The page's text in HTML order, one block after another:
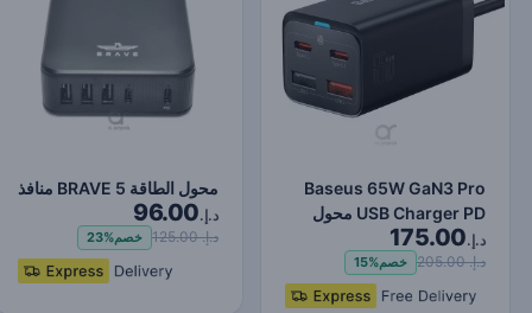
Baseus 65W GaN3 Pro
USB Charger PD محول
شاحن سريع لسطح المكتب -
…
د.إ.175.00
د.إ. 205.00 خصم15%
محول الطاقة BRAVE 5 منافذ
د.إ.96.00
د.إ. 125.00 خصم23%